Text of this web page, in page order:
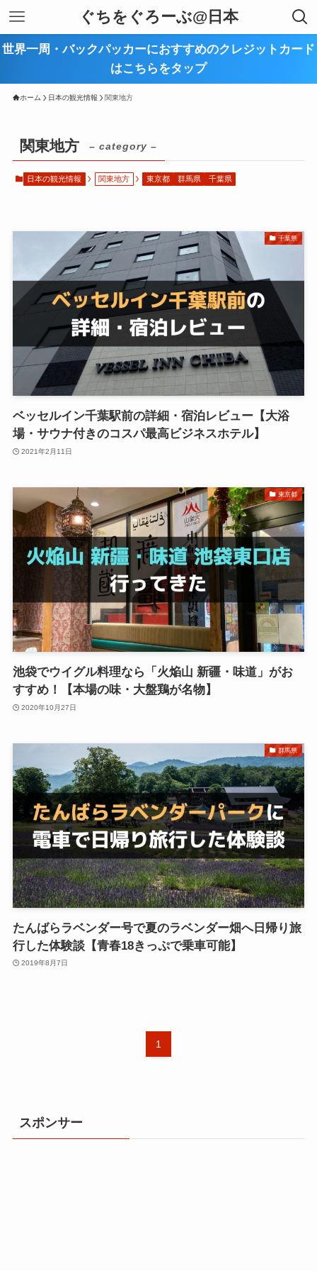
ぐちをぐろーぶ@日本
世界一周・バックパッカーにおすすめのクレジットカード
はこちらをタップ
ホーム 日本の観光情報 関東地方
関東地方 – category –
日本の観光情報 関東地方 東京都 群馬県 千葉県
千葉県
ベッセルイン千葉駅前の詳細・宿泊レビュー【大浴
場・サウナ付きのコスパ最高ビジネスホテル】
2021年2月11日
東京都
池袋でウイグル料理なら「火焔山 新疆・味道」がお
すすめ！【本場の味・大盤鶏が名物】
2020年10月27日
群馬県
たんばらラベンダー号で夏のラベンダー畑へ日帰り旅
行した体験談【青春18きっぷで乗車可能】
2019年8月7日
1
スポンサー